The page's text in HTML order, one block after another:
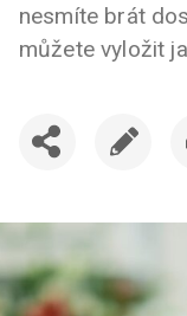
nesmíte brát
můžete vyložit